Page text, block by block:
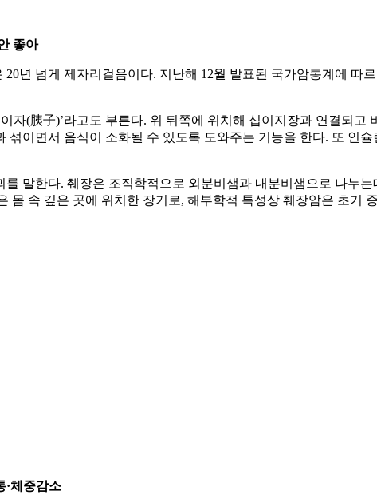
좋아
년 넘게 제자리걸음이다. 지난해 12월 발표된 국가암통계에 따
자(胰子)’라고도 부른다. 위 뒤쪽에 위치해 십이지장과 연결되
섞이면서 음식이 소화될 수 있도록 도와주는 기능을 한다. 또 인
말한다. 췌장은 조직학적으로 외분비샘과 내분비샘으로 나누
몸 속 깊은 곳에 위치한 장기로, 해부학적 특성상 췌장암은 초기
·체중감소